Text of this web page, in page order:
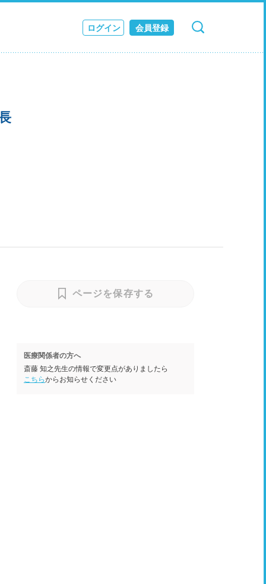
ログイン 会員登録
検索 キャンセル
ページを保存する
医療関係者の方へ
斎藤 知之先生の情報で変更点がありましたら
こちらからお知らせください